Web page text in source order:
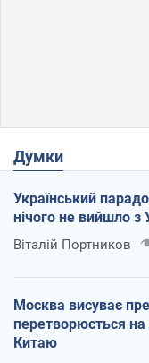
Думки
Український
нічого не вийшло з
Віталій Портников
Москва висуває
перетворюється на
Китаю